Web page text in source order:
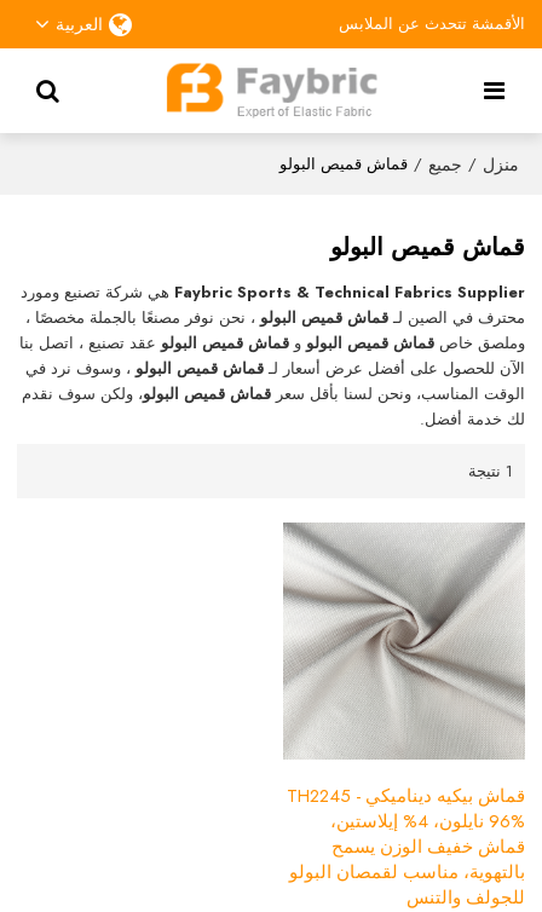
الأقمشة تتحدث عن الملابس العربية
منزل / جميع / قماش قميص البولو
قماش قميص البولو
Faybric Sports & Technical Fabrics Supplier هي شركة تصنيع ومورد
محترف في الصين لـقماش قميص البولو ، نحن نوفر مصنعًا بالجملة مخصصًا ،
وملصق خاصقماش قميص البولو وقماش قميص البولو عقد تصنيع ، اتصل بنا
الآن للحصول على أفضل عرض أسعار لـقماش قميص البولو ، وسوف نرد في
الوقت المناسب، ونحن لسنا بأقل سعرقماش قميص البولو، ولكن سوف نقدم
لك خدمة أفضل.
1 نتيجة
قماش بيكيه ديناميكي TH2245 -
96% نايلون، 4% إيلاستين،
قماش خفيف الوزن يسمح
بالتهوية، مناسب لقمصان البولو
للجولف والتنس